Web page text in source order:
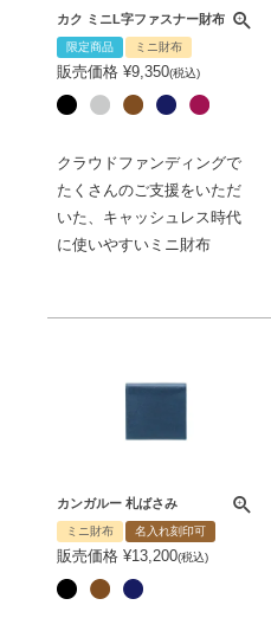
カク ミニL字ファスナー財布
限定商品 ミニ財布
販売価格 ¥9,350 税込
クラウドファンディングで
たくさんのご支援をいただ
いた、キャッシュレス時代
に使いやすいミニ財布
カンガルー 札ばさみ
ミニ財布 名入れ刻印可
販売価格 ¥13,200 税込